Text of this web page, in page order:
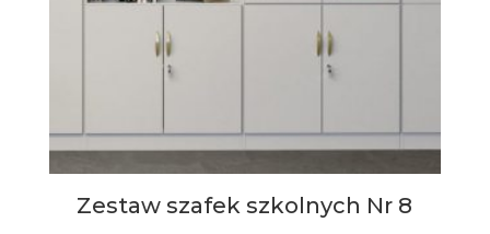
Zestaw szafek szkolnych Nr 8